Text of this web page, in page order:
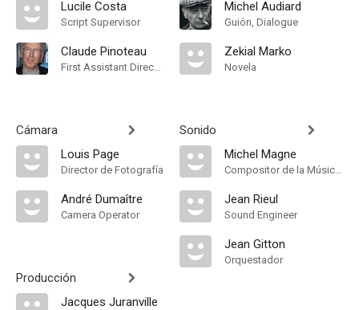
Lucile Costa
Script Supervisor
Claude Pinoteau
First Assistant Director
Cámara
Louis Page
Director de Fotografía
André Dumaître
Camera Operator
Producción
Jacques Juranville
Michel Audiard
Guión, Dialogue
Zekial Marko
Novela
Sonido
Michel Magne
Compositor de la Música Original
Jean Rieul
Sound Engineer
Jean Gitton
Orquestador